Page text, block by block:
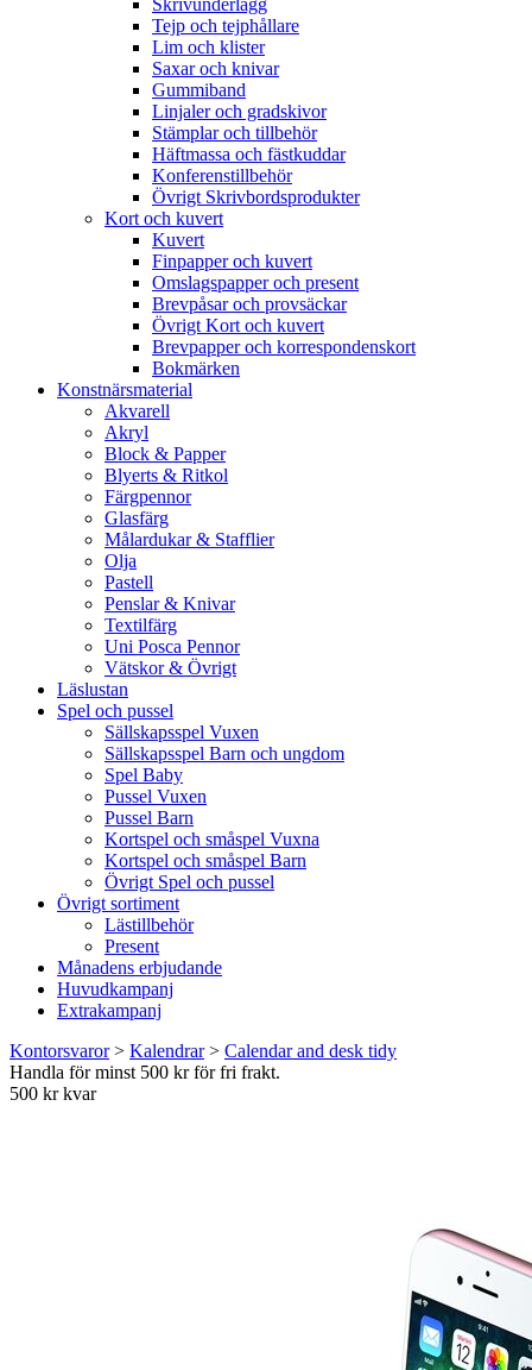
Skrivunderlägg
Tejp och tejphållare
Lim och klister
Saxar och knivar
Gummiband
Linjaler och gradskivor
Stämplar och tillbehör
Häftmassa och fästkuddar
Konferenstillbehör
Övrigt Skrivbordsprodukter
Kort och kuvert
Kuvert
Finpapper och kuvert
Omslagspapper och present
Brevpåsar och provsäckar
Övrigt Kort och kuvert
Brevpapper och korrespondenskort
Bokmärken
Konstnärsmaterial
Akvarell
Akryl
Block & Papper
Blyerts & Ritkol
Färgpennor
Glasfärg
Målardukar & Stafflier
Olja
Pastell
Penslar & Knivar
Textilfärg
Uni Posca Pennor
Vätskor & Övrigt
Läslustan
Spel och pussel
Sällskapsspel Vuxen
Sällskapsspel Barn och ungdom
Spel Baby
Pussel Vuxen
Pussel Barn
Kortspel och småspel Vuxna
Kortspel och småspel Barn
Övrigt Spel och pussel
Övrigt sortiment
Lästillbehör
Present
Månadens erbjudande
Huvudkampanj
Extrakampanj
Kontorsvaror> Kalendrar> Calendar and desk tidy
Handla för minst 500 kr för fri frakt.
500 kr kvar